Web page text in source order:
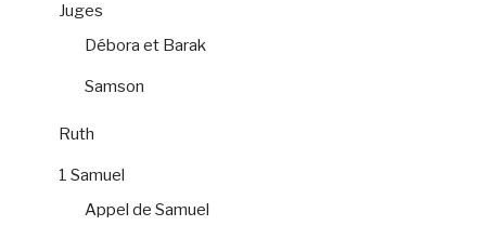
Juges
Débora et Barak
Samson
Ruth
1 Samuel
Appel de Samuel